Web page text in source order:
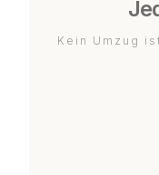
Kein Umzug